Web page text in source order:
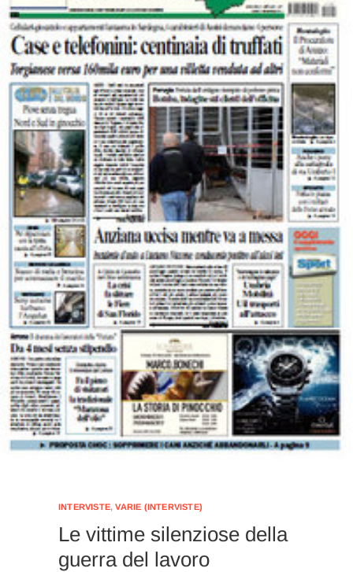
INTERVISTE,VARIE (INTERVISTE)
Le vittime silenziose della
guerra del lavoro